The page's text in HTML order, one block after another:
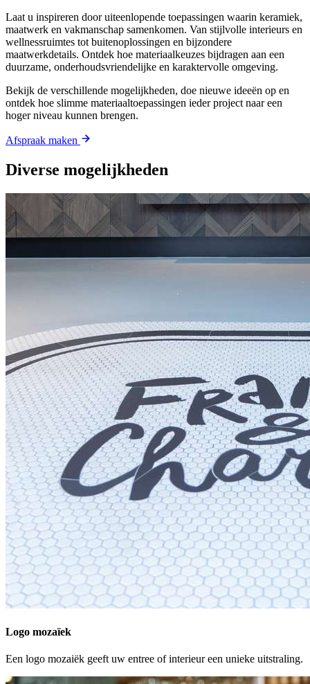
Laat u inspireren door uiteenlopende toepassingen waarin keramiek,
maatwerk en vakmanschap samenkomen. Van stijlvolle interieurs en
wellnessruimtes tot buitenoplossingen en bijzondere
maatwerkdetails. Ontdek hoe materiaalkeuzes bijdragen aan een
duurzame, onderhoudsvriendelijke en karaktervolle omgeving.
Bekijk de verschillende mogelijkheden, doe nieuwe ideeën op en
ontdek hoe slimme materiaaltoepassingen ieder project naar een
hoger niveau kunnen brengen.
Afspraak maken
Diverse mogelijkheden
Logo mozaïek
Een logo mozaiëk geeft uw entree of interieur een unieke uitstraling.